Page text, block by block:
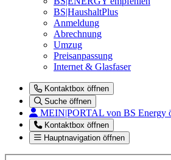
BS|HaushaltPlus
Anmeldung
Abrechnung
Umzug
Preisanpassung
Internet & Glasfaser
Kontaktbox öffnen
Suche öffnen
MEIN|PORTAL von BS Energy
Kontaktbox öffnen
Hauptnavigation öffnen